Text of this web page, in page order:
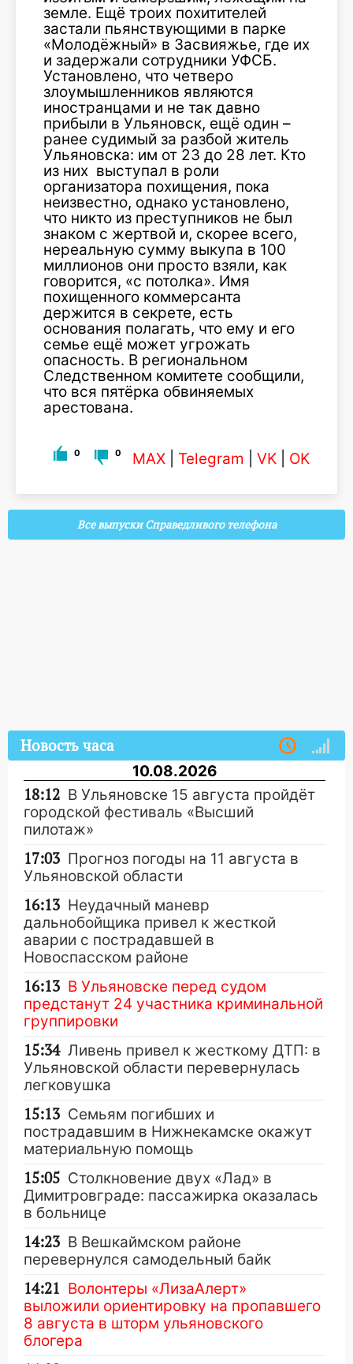
земле. Ещё троих похитителей
застали пьянствующими в парке
«Молодёжный» в Засвияжье, где их
и задержали сотрудники УФСБ.
Установлено, что четверо
злоумышленников являются
иностранцами и не так давно
прибыли в Ульяновск, ещё один –
ранее судимый за разбой житель
Ульяновска: им от 23 до 28 лет. Кто
из них выступал в роли
организатора похищения, пока
неизвестно, однако установлено,
что никто из преступников не был
знаком с жертвой и, скорее всего,
нереальную сумму выкупа в 100
миллионов они просто взяли, как
говорится, «с потолка». Имя
похищенного коммерсанта
держится в секрете, есть
основания полагать, что ему и его
семье ещё может угрожать
опасность. В региональном
Следственном комитете сообщили,
что вся пятёрка обвиняемых
арестована.
0 0 MAX Telegram VK OK
Все выпуски Справедливого телефона
Новость часа
10.08.2026
18:12 В Ульяновске 15 августа пройдёт
городской фестиваль «Высший
пилотаж»
17:03 Прогноз погоды на 11 августа в
Ульяновской области
16:13 Неудачный маневр
дальнобойщика привел к жесткой
аварии с пострадавшей в
Новоспасском районе
16:13 В Ульяновске перед судом
предстанут 24 участника криминальной
группировки
15:34 Ливень привел к жесткому ДТП: в
Ульяновской области перевернулась
легковушка
15:13 Семьям погибших и
пострадавшим в Нижнекамске окажут
материальную помощь
15:05 Столкновение двух «Лад» в
Димитровграде: пассажирка оказалась
в больнице
14:23 В Вешкаймском районе
перевернулся самодельный байк
14:21 Волонтеры «ЛизаАлерт»
выложили ориентировку на пропавшего
8 августа в шторм ульяновского
блогера